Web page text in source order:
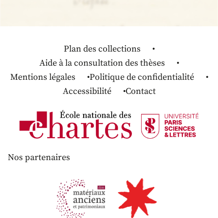
Plan des collections
Aide à la consultation des thèses
Mentions légales
Politique de confidentialité
Accessibilité
Contact
Nos partenaires